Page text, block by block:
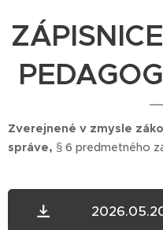
Zverejnené v zmysle
správe, § 6 predmetného
2026.05.20